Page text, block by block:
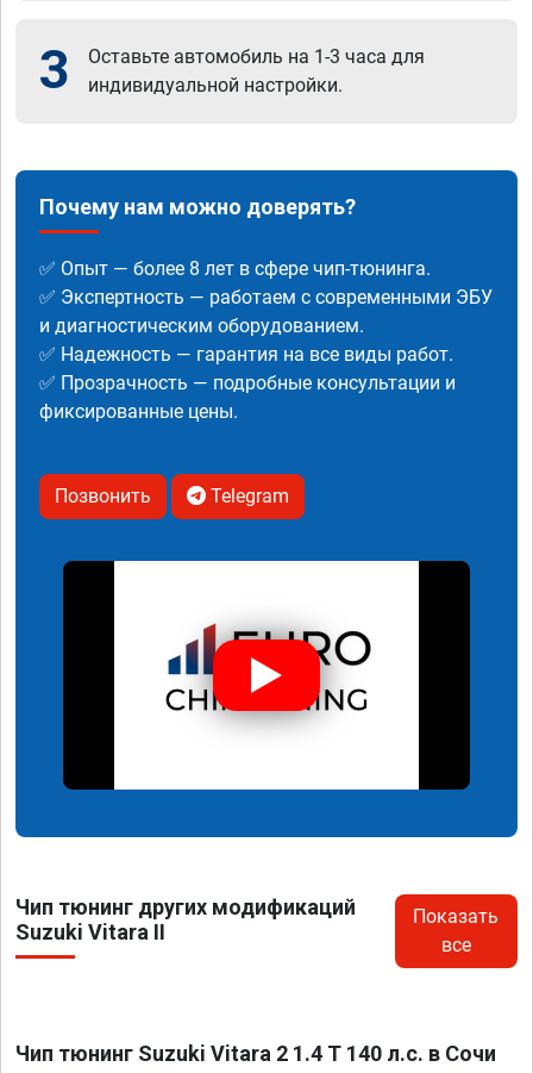
3
Оставьте автомобиль на 1-3 часа для
индивидуальной настройки.
Почему нам можно доверять?
✅ Опыт — более 8 лет в сфере чип-тюнинга.
✅ Экспертность — работаем с современными ЭБУ
и диагностическим оборудованием.
✅ Надежность — гарантия на все виды работ.
✅ Прозрачность — подробные консультации и
фиксированные цены.
Позвонить Telegram
Чип тюнинг других модификаций
Suzuki Vitara II
Показать
все
Чип тюнинг Suzuki Vitara 2 1.4 T 140 л.с. в Сочи